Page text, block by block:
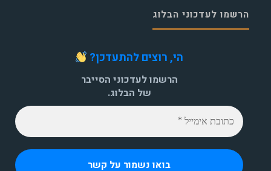
הרשמו לעדכוני הבלוג
הי, רוצים להתעדכן?
הרשמו לעדכוני הסייבר
של הבלוג.